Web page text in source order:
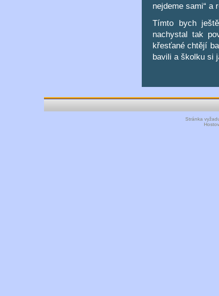
nejdeme sami“ a
Tímto bych
nachystal tak
křesťané chtějí
bavili a školku si
Stránka